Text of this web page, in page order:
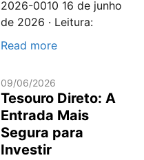
2026-0010 16 de junho
de 2026 · Leitura:
Read more
09/06/2026
Tesouro Direto: A
Entrada Mais
Segura para
Investir